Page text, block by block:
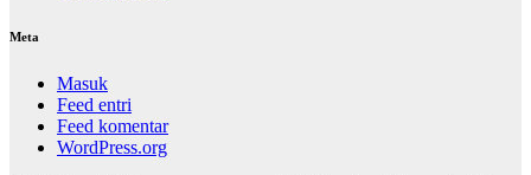
Meta
Masuk
Feed entri
Feed komentar
WordPress.org